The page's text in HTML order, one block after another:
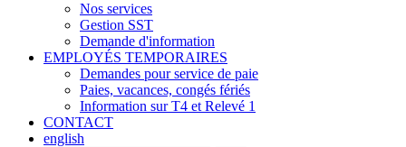
Nos services
Gestion SST
Demande d'information
EMPLOYÉS TEMPORAIRES
Demandes pour service de paie
Paies, vacances, congés fériés
Information sur T4 et Relevé 1
CONTACT
english